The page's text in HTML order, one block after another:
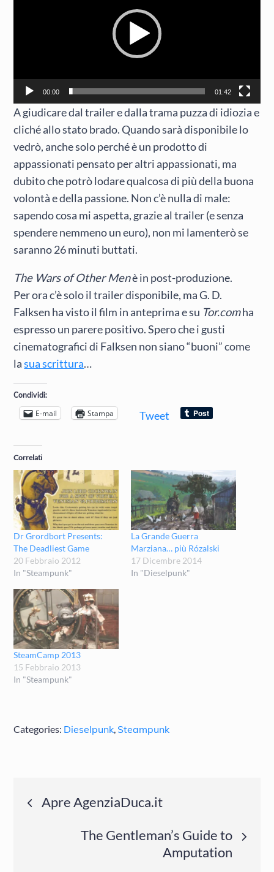
00:00 01:42
A giudicare dal trailer e dalla trama puzza di idiozia e
cliché allo stato brado. Quando sarà disponibile lo
vedrò, anche solo perché è un prodotto di
appassionati pensato per altri appassionati, ma
dubito che potrò lodare qualcosa di più della buona
volontà e della passione. Non c’è nulla di male:
sapendo cosa mi aspetta, grazie al trailer (e senza
spendere nemmeno un euro), non mi lamenterò se
saranno 26 minuti buttati.
The Wars of Other Menè in post-produzione.
Per ora c’è solo il trailer disponibile, ma G. D.
Falksen ha visto il film in anteprima e su Tor.comha
espresso un parere positivo. Spero che i gusti
cinematografici di Falksen non siano “buoni” come
lasua scrittura…
Condividi:
E-mail Stampa Tweet
Correlati
Dr Grordbort Presents:
The Deadliest Game
20 Febbraio 2012
In "Steampunk"
La Grande Guerra
Marziana… più Rózalski
17 Dicembre 2014
In "Dieselpunk"
SteamCamp 2013
15 Febbraio 2013
In "Steampunk"
Categories: Dieselpunk, Steampunk
Navigazione
articoli
Apre AgenziaDuca.it
The Gentleman’s Guide to
Amputation